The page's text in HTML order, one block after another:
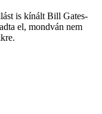
is kínált Bill Gates-
el, mondván nem